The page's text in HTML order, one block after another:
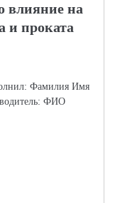
влияние на
и проката
Фамилия Имя
ФИО